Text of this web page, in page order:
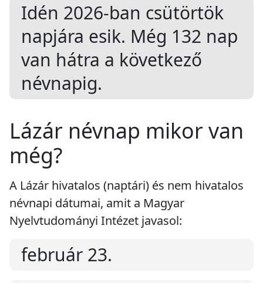
Idén 2026-ban csütörtök
napjára esik. Még 132 nap
van hátra a következő
névnapig.
Lázár névnap mikor van
még?
A Lázár hivatalos (naptári) és nem hivatalos
névnapi dátumai, amit a Magyar
Nyelvtudományi Intézet javasol:
február 23.